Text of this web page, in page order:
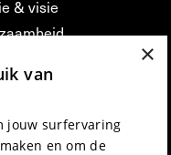
& visie
bij FFG
& Disclaimer
×
van
jouw surfervaring
en om de